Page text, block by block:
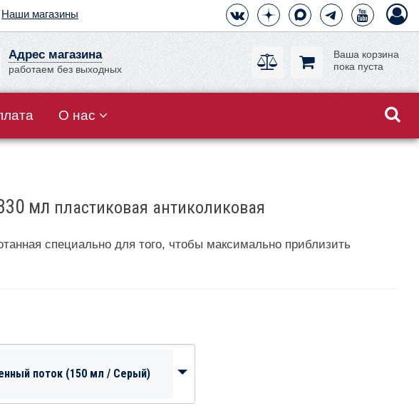
Наши магазины
Адрес магазина
работаем без выходных
Ваша корзина
пока пуста
О нас
мл пластиковая антиколиковая
специально для того, чтобы максимально приблизить
поток (150 мл / Серый)